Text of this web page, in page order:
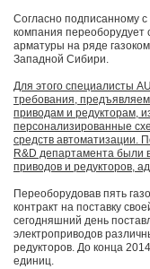
Согласно подписанному
компания переоборудует
арматуры на ряде
Западной Сибири.
Для этого специалисты
требования,
приводам и редукторам,
персонализированные
средств автоматизации.
R&D департамента были
приводов и редукторов,
Переоборудовав пять
контракт на поставку
сегодняшний день
электроприводов
редукторов. До конца
единиц.